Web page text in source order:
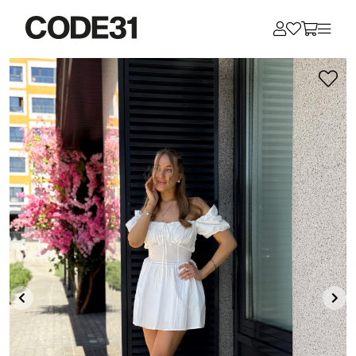
Для клиентов всех банков
Разбейте
оплатуна части
без переплат
График платежей
Сегодня
25%